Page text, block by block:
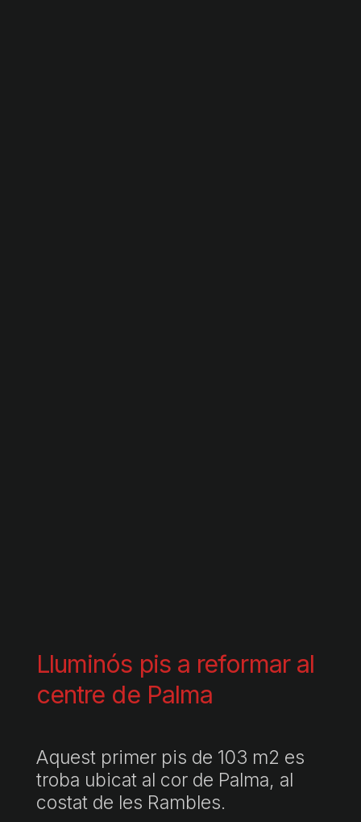
Lluminós pis a reformar al
centre de Palma
Aquest primer pis de 103 m2 es
troba ubicat al cor de Palma, al
costat de les Rambles.